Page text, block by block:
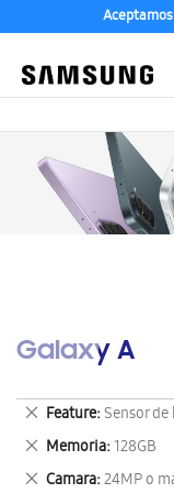
Galaxy A
Feature Sensor
Eliminar
este
artículo
Memoria 128GB
Eliminar
este
Camara 24MP o
Eliminar